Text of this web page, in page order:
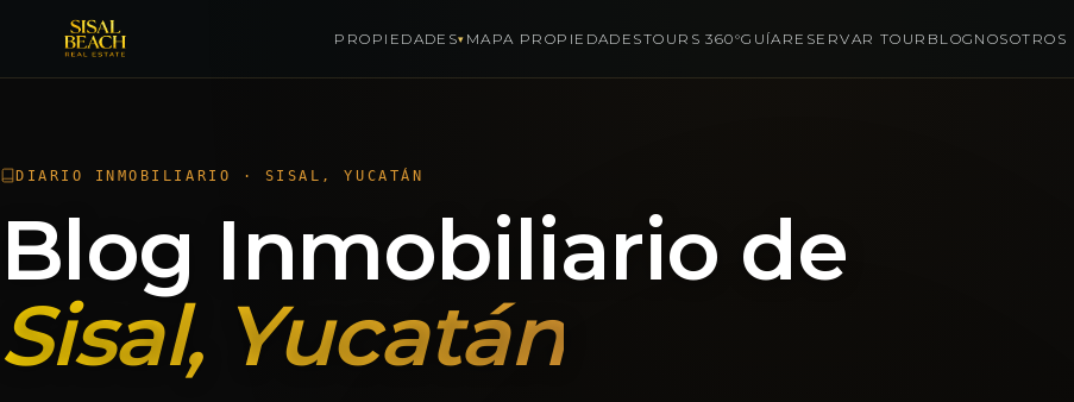
PROPIEDADES▾ MAPA PROPIEDADESTOURS 360°GUÍARESERVAR TOUR BLOG NOSOTROS
DIARIO INMOBILIARIO · SISAL, YUCATÁN
Blog Inmobiliario de
Sisal, Yucatán